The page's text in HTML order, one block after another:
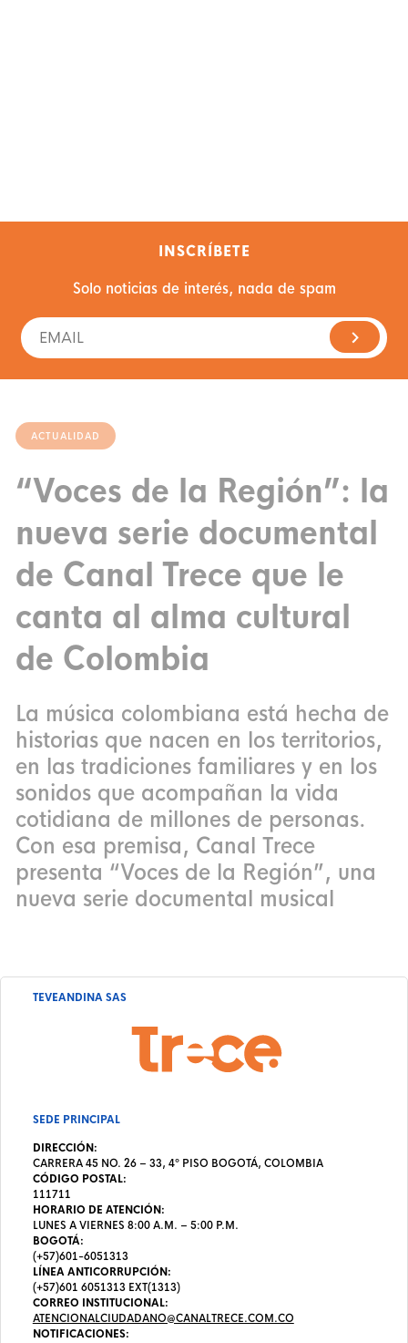
INSCRÍBETE
Solo noticias de interés, nada de spam
ACTUALIDAD
“Voces de la Región”: la
nueva serie documental
de Canal Trece que le
canta al alma cultural
de Colombia
La música colombiana está hecha de
historias que nacen en los territorios,
en las tradiciones familiares y en los
sonidos que acompañan la vida
cotidiana de millones de personas.
Con esa premisa, Canal Trece
presenta “Voces de la Región”, una
nueva serie documental musical
TEVEANDINA SAS
SEDE PRINCIPAL
DIRECCIÓN:
CARRERA 45 NO. 26 – 33, 4º PISO BOGOTÁ, COLOMBIA
CÓDIGO POSTAL:
111711
HORARIO DE ATENCIÓN:
LUNES A VIERNES 8:00 A.M. – 5:00 P.M.
BOGOTÁ:
(+57)601-6051313
LÍNEA ANTICORRUPCIÓN:
(+57)601 6051313 EXT(1313)
CORREO INSTITUCIONAL:
ATENCIONALCIUDADANO@CANALTRECE.COM.CO
NOTIFICACIONES: